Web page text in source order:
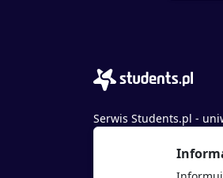
Serwis Students.pl -
© 2026 - Wszelkie prawa